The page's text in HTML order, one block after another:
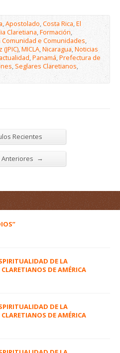
,Apostolado,Costa Rica,El
Claretiana,Formación,
Comunidad e Comunidades,
(JPIC),MICLA,Nicaragua,Noticias
,Panamá,Prefectura de
,Seglares Claretianos,
Recientes
→
DE LA
DE AMÉRICA
DE LA
DE AMÉRICA